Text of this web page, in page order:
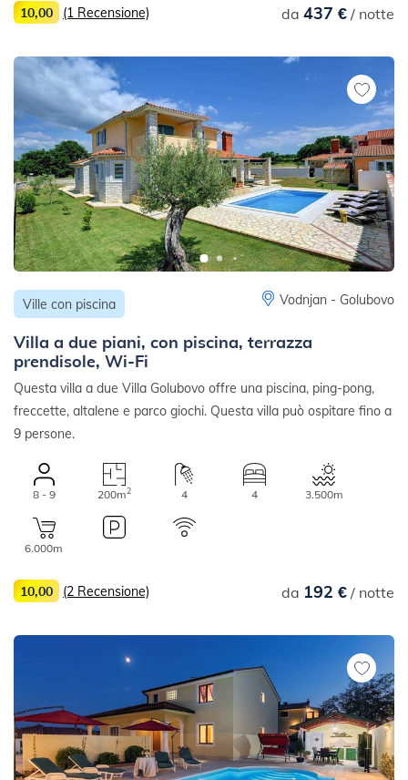
da 437 €/ notte
10,00 (1 Recensione)
Ville con piscina Vodnjan - Golubovo
Villa a due piani, con piscina, terrazza
prendisole, Wi-Fi
Questa villa a due Villa Golubovo offre una piscina, ping-pong,
freccette, altalene e parco giochi. Questa villa può ospitare fino a
9 persone.
8 - 9 200m2 4 4 3.500m
6.000m
da 192 €/ notte
10,00 (2 Recensione)